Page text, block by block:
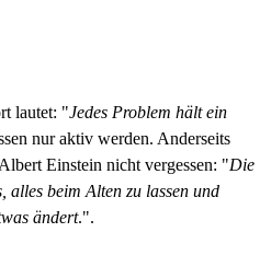
lautet: "Jedes Problem hält ein
nur aktiv werden. Anderseits
Einstein nicht vergessen: "Die
alles beim Alten zu lassen und
ändert.".